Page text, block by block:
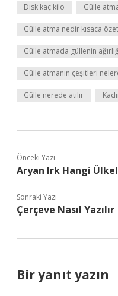
Disk kaç kilo Gülle
Gülle atma nedir kısaca özet
Gülle atmada güllenin
Gülle atmanın çeşitleri
Gülle nerede atılır
Önceki Yazı
Aryan Irk Hangi
Sonraki Yazı
Çerçeve Nasıl Yazılır
Bir yanıt yazın